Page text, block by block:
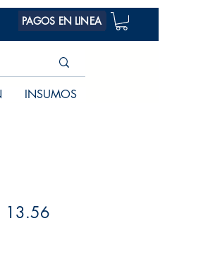
PAGOS EN LINEA
INSUMOS
13.56